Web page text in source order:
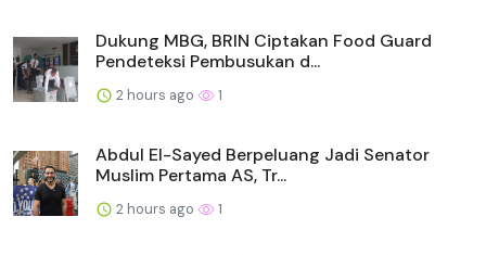
Dukung MBG, BRIN Ciptakan Food Guard
Pendeteksi Pembusukan d...
2 hours ago 1
Abdul El-Sayed Berpeluang Jadi Senator
Muslim Pertama AS, Tr...
2 hours ago 1